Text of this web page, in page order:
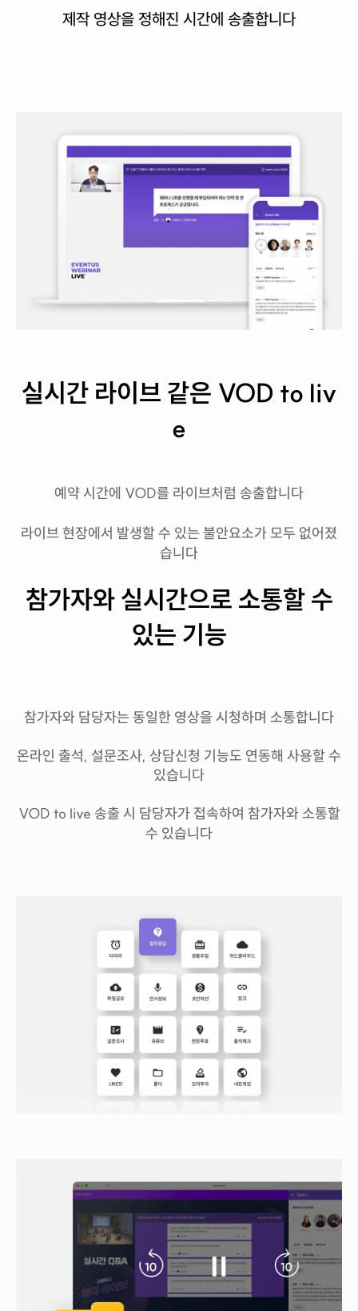
제작 영상을 정해진 시간에 송출합니다
실시간 라이브 같은 VOD to liv
e
예약 시간에 VOD를 라이브처럼 송출합니다
라이브 현장에서 발생할 수 있는 불안요소가 모두 없어졌
습니다
참가자와 실시간으로 소통할 수
있는 기능
참가자와 담당자는 동일한 영상을 시청하며 소통합니다
온라인 출석, 설문조사, 상담신청 기능도 연동해 사용할 수
있습니다
VOD to live 송출 시 담당자가 접속하여 참가자와 소통할
수 있습니다